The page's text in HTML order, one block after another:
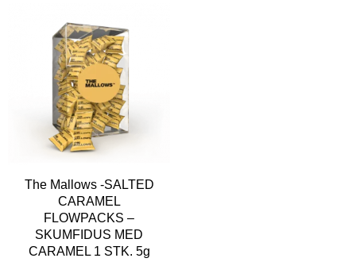
The Mallows -SALTED
CARAMEL
FLOWPACKS –
SKUMFIDUS MED
CARAMEL 1 STK. 5g